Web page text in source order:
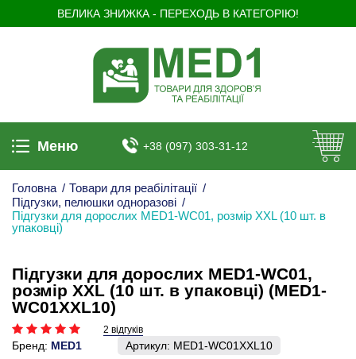
ВЕЛИКА ЗНИЖКА - ПЕРЕХОДЬ В КАТЕГОРІЮ!
Меню +38 (097) 303-31-12
Головна / Товари для реабілітації /
Підгузки, пелюшки одноразові /
Підгузки для дорослих MED1-WC01, розмір XХL (10 шт. в
упаковці)
Підгузки для дорослих MED1-WC01,
розмір XХL (10 шт. в упаковці) (MED1-
WC01XХL10)
2 відгуків
Бренд: MED1 Артикул: MED1-WC01XХL10